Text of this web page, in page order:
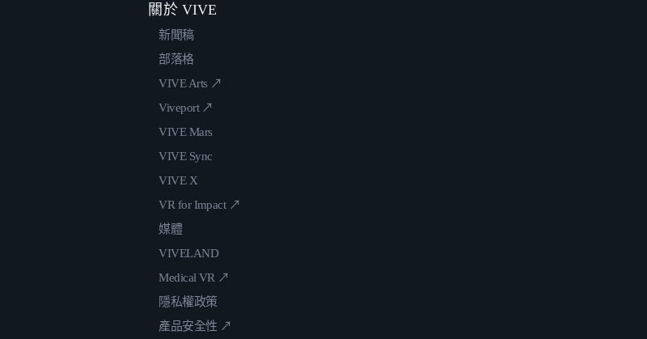
關於 VIVE
新聞稿
部落格
VIVE Arts ↗
Viveport ↗
VIVE Mars
VIVE Sync
VIVE X
VR for Impact ↗
媒體
VIVELAND
Medical VR ↗
隱私權政策
產品安全性 ↗